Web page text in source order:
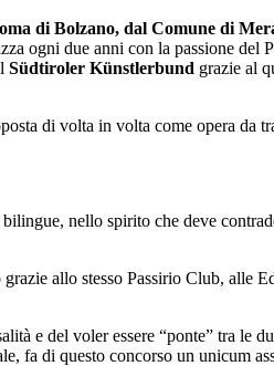
di Bolzano, dal Comune di
ogni due anni con la passione del
Südtiroler Künstlerbund grazie al
di volta in volta come opera da
nello spirito che deve
allo stesso Passirio Club, alle
e del voler essere “ponte” tra le
fa di questo concorso un unicum